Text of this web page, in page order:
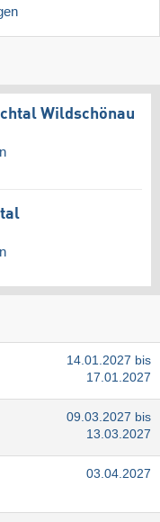
Wildschönau
14.01.2027 bis
17.01.2027
09.03.2027 bis
13.03.2027
03.04.2027